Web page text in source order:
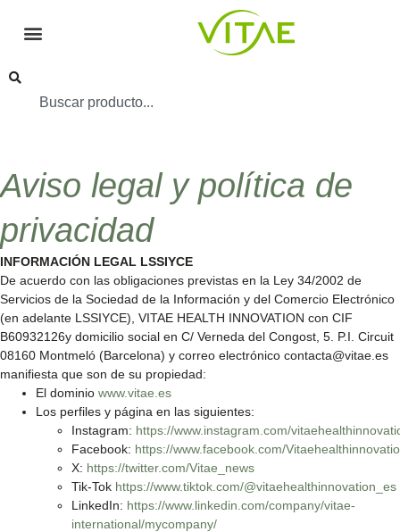
Aviso legal y política de
privacidad
INFORMACIÓN LEGAL LSSIYCE
De acuerdo con las obligaciones previstas en la Ley 34/2002 de
Servicios de la Sociedad de la Información y del Comercio Electrónico
(en adelante LSSIYCE), VITAE HEALTH INNOVATION con CIF
B60932126y domicilio social en C/ Verneda del Congost, 5. P.I. Circuit
08160 Montmeló (Barcelona) y correo electrónico contacta@vitae.es
manifiesta que son de su propiedad:
El dominio www.vitae.es
Los perfiles y página en las siguientes:
Instagram: https://www.instagram.com/
Facebook: https://www.facebook.com/
X: https://twitter.com/Vitae_news
Tik-Tok https://www.tiktok.com/@vitaehealthinnovation_es
LinkedIn: https://www.linkedin.com/company/vitae-
international/mycompany/